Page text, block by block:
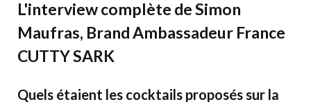
L'interview complète de Simon
Maufras, Brand Ambassadeur France
CUTTY SARK
Quels étaient les cocktails proposés sur la